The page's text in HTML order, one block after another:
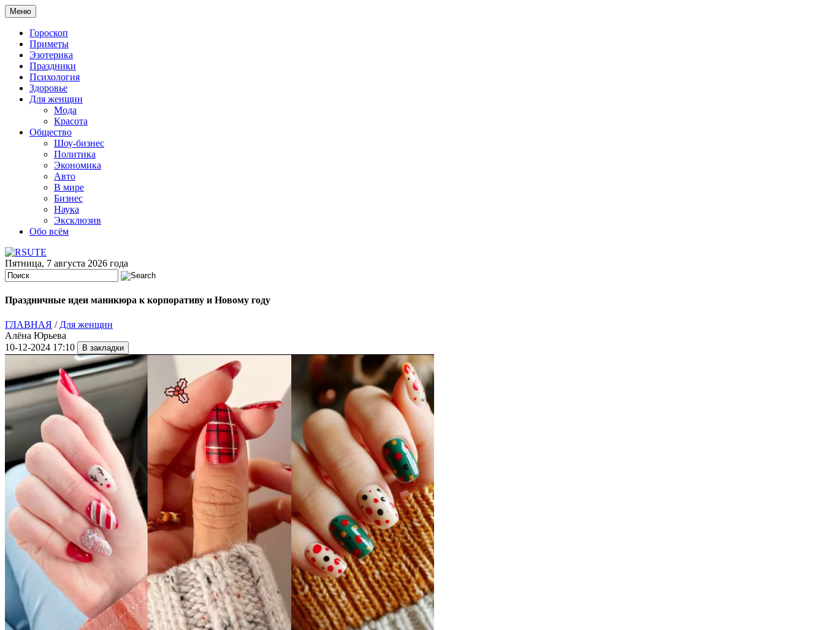
Меню
Гороскоп
Приметы
Эзотерика
Праздники
Психология
Здоровье
Для женщин
Мода
Красота
Общество
Шоу-бизнес
Политика
Экономика
Авто
В мире
Бизнес
Наука
Эксклюзив
Обо всём
Пятница, 7 августа 2026 года
Праздничные идеи маникюра к корпоративу и Новому году
ГЛАВНАЯ / Для женщин
Алёна Юрьева
10-12-2024 17:10